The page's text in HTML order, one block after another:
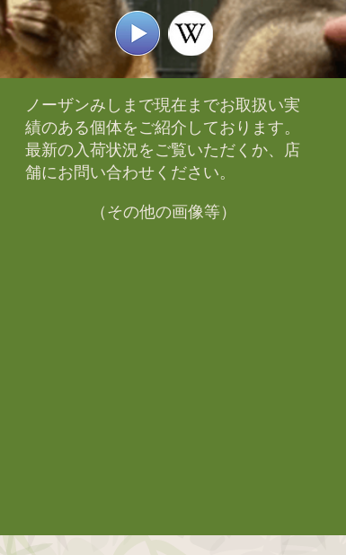
ノーザンみしまで現在までお取扱い実
績のある個体をご紹介しております。​
最新の入荷状況をご覧いただくか、店
舗にお問い合わせください。​
（その他の画像等）